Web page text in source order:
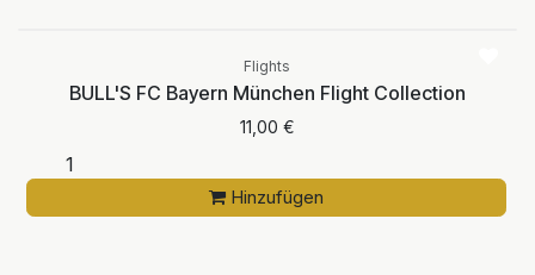
Flights
BULL'S FC Bayern München Flight Collection
11,00 €
Hinzufügen